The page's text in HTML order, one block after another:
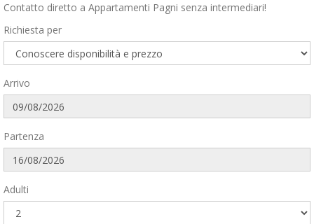
Contatto diretto a Appartamenti Pagni senza intermediari!
Richiesta per
Arrivo
Partenza
Adulti